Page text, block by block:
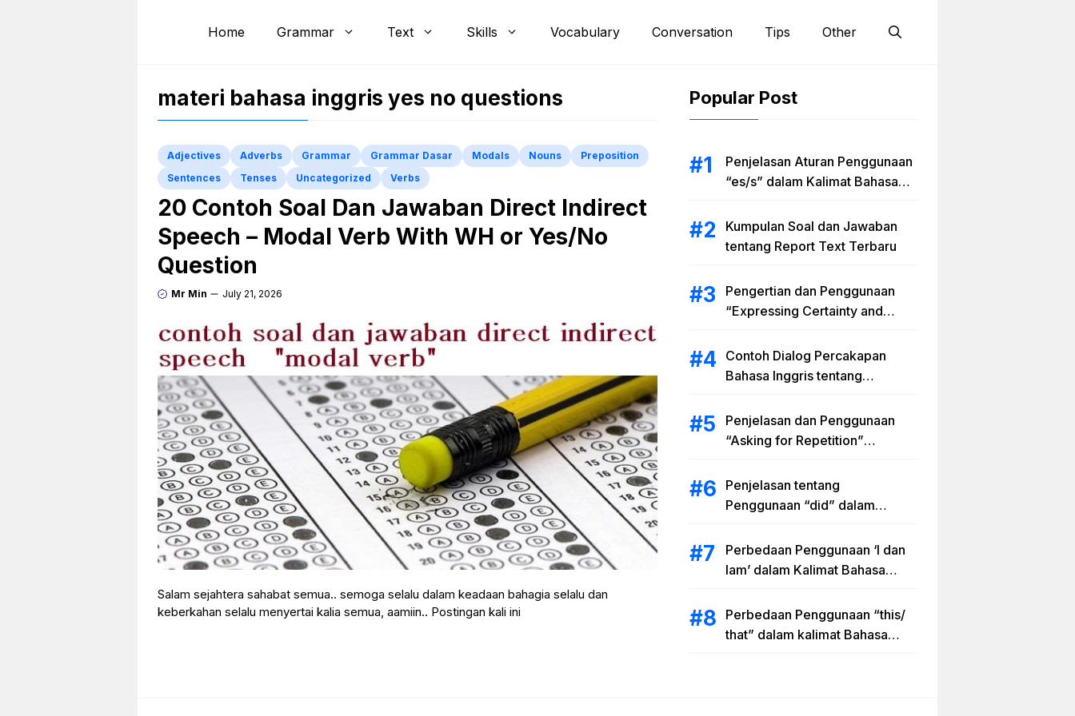
Home Grammar Text Skills Vocabulary Conversation Tips Other
materi bahasa inggris yes no questions
Adjectives Adverbs Grammar Grammar Dasar Modals Nouns
Preposition
Sentences
Tenses Uncategorized Verbs
20 Contoh Soal Dan Jawaban Direct Indirect
Speech – Modal Verb With WH or Yes/No
Question
Mr Min July 21, 2026
Salam sejahtera sahabat semua.. semoga selalu dalam keadaan bahagia selalu dan
keberkahan selalu menyertai kalia semua, aamiin.. Postingan kali ini
Popular Post
Penjelasan Aturan Penggunaan
“es/s” dalam Kalimat Bahasa
Kumpulan Soal dan Jawaban
tentang Report Text Terbaru
Pengertian dan Penggunaan
“Expressing Certainty and
Contoh Dialog Percakapan
Bahasa Inggris tentang
Artinya
Penjelasan dan Penggunaan
“Asking for Repetition”
dan Latihan Soal
Penjelasan tentang
Penggunaan “did” dalam
Perbedaan Penggunaan ‘I dan
Iam’ dalam Kalimat Bahasa
Perbedaan Penggunaan “this/
that” dalam kalimat Bahasa